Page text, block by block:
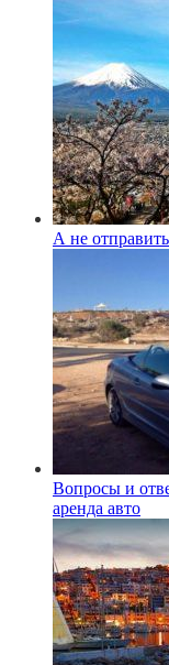
А не
Вопросы и
аренда авто